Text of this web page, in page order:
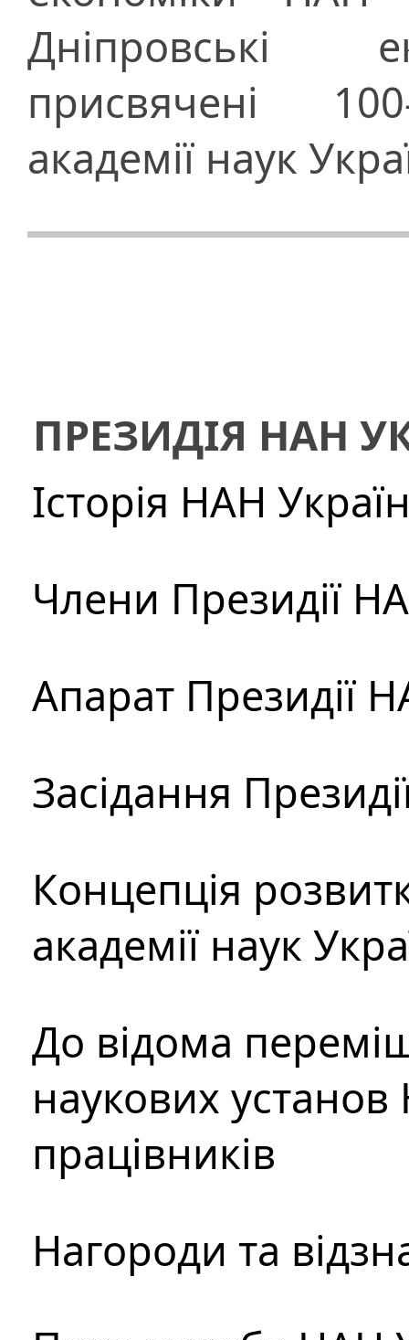
Дніпровські
присвячені
академії наук
ПРЕЗИДІЯ НАН
Історія НАН
Члени Президії
Апарат Президії
Засідання
Концепція
академії наук
До відома
наукових установ
працівників
Нагороди та